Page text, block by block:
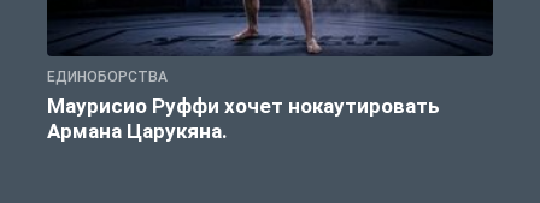
ЕДИНОБОРСТВА
Маурисио Руффи хочет нокаутировать
Армана Царукяна.